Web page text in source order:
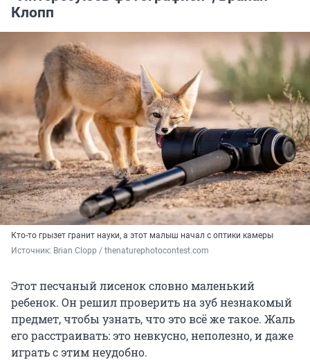
Клопп
Кто-то грызет гранит науки, а этот малыш начал с оптики камеры
Источник: Brian Clopp / thenaturephotocontest.com
Этот песчаный лисенок словно маленький
ребенок. Он решил проверить на зуб незнакомый
предмет, чтобы узнать, что это всё же такое. Жаль
его расстраивать: это невкусно, неполезно, и даже
играть с этим неудобно.